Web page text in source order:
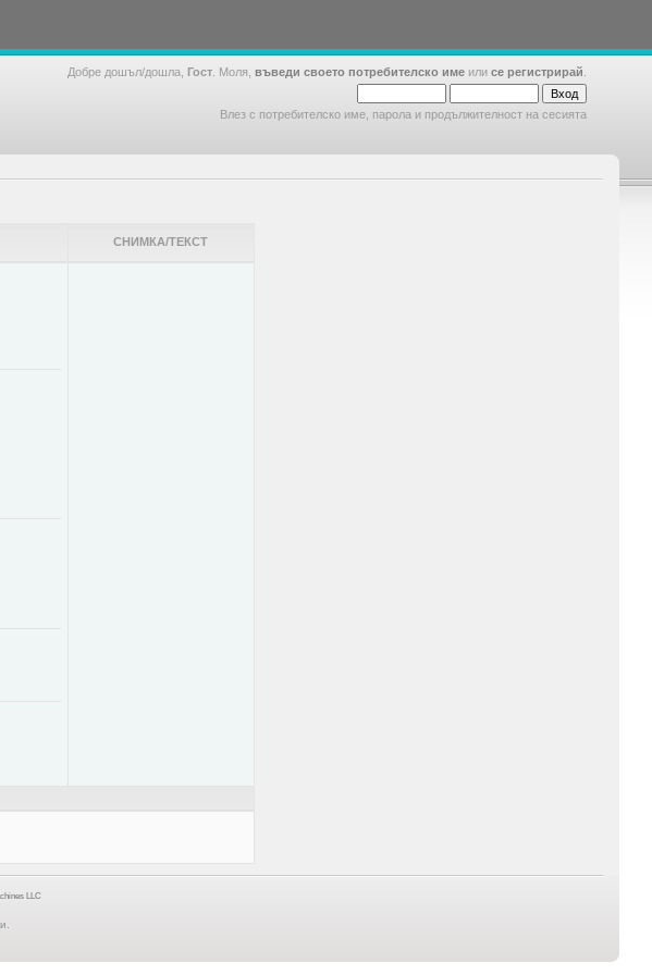
Добре дошъл/дошла, Гост . Моля, въведи своето потребителско име или се регистрирай
Влез с потребителско име, парола и продължителност на сесията
СНИМКА/ТЕКСТ
LLC